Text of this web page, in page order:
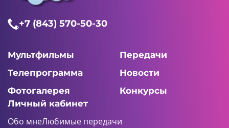
+7 (843) 570-50-30
Мультфильмы
Передачи
Телепрограмма
Новости
Фотогалерея
Конкурсы
Личный кабинет
Обо мнеЛюбимые передачи